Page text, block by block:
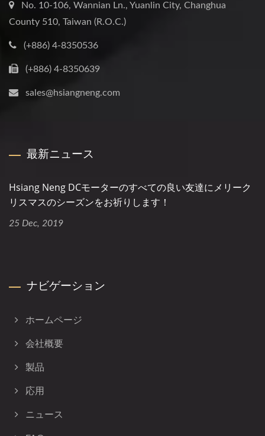
No. 10-106, Wannian Ln., Yuanlin City, Changhua
County 510, Taiwan (R.O.C.)
(+886) 4-8350536
(+886) 4-8350639
sales@hsiangneng.com
最新ニュース
Hsiang Neng DCモーターのすべての良い友達にメリーク
リスマスのシーズンをお祈りします！
25 Dec, 2019
ナビゲーション
ホームページ
会社概要
製品
応用
ニュース